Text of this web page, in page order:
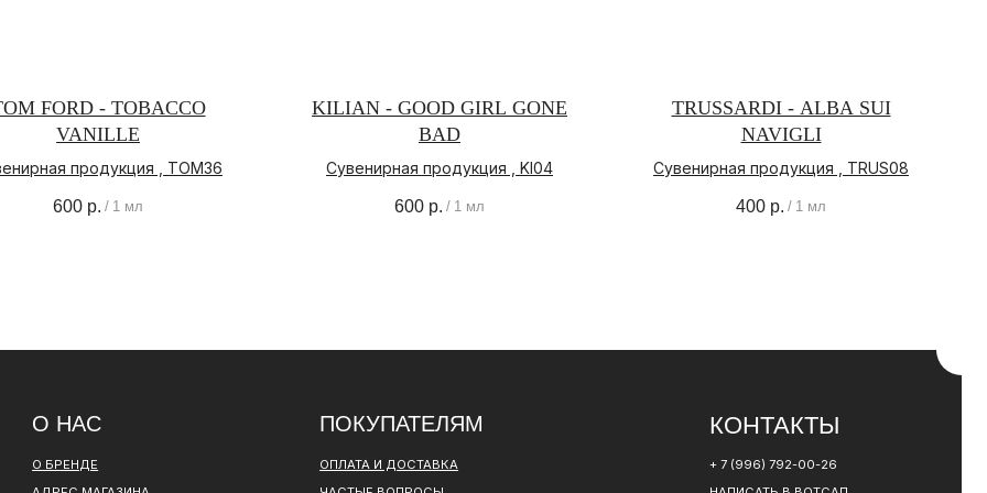
FORD - TOBACCO
VANILLE
продукция , TOM36
600 р. / 1 мл
KILIAN - GOOD GIRL GONE
BAD
Сувенирная продукция , KI04
600 р. / 1 мл
TRUSSARDI - ALBA SUI
NAVIGLI
Сувенирная продукция , TRUS08
400 р. / 1 мл
ПОКУПАТЕЛЯМ КОНТАКТЫ
ПОЛИТИКА КОНФИДЕНЦИАЛЬНОСТИ
ОФЕРТЫ